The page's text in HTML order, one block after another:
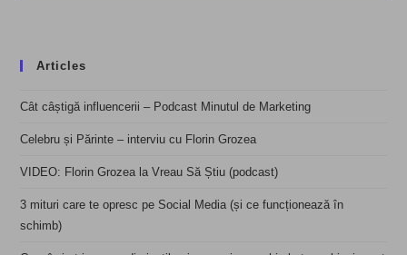
Articles
Cât câștigă influencerii – Podcast Minutul de Marketing
Celebru și Părinte – interviu cu Florin Grozea
VIDEO: Florin Grozea la Vreau Să Știu (podcast)
3 mituri care te opresc pe Social Media (și ce funcționează în
schimb)